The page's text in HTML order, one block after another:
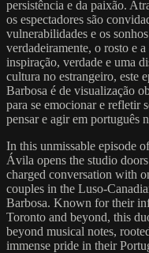
persistência e da paixão.
os espectadores são
vulnerabilidades e os
verdadeiramente, o rosto e
inspiração, verdade e uma
cultura no estrangeiro, este
Barbosa é de visualização
para se emocionar e refletir
pensar e agir em português
In this unmissable episode
Ávila opens the studio
charged conversation with
couples in the Luso-
Barbosa. Known for their
Toronto and beyond, this
beyond musical notes,
immense pride in their